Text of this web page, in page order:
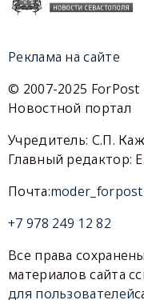
Реклама на сайте
© 2007-2025 ForPost
Новостной портал
Учредитель: С.П.
Главный редактор:
Почта:
+7 978 249 12 82
Все права
материалов сайта
для пользователей